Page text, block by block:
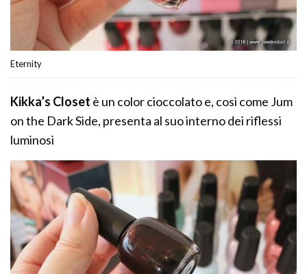
Eternity
Kikka’s Closet è un color cioccolato e, così come Jum
on the Dark Side, presenta al suo interno dei riflessi
luminosi